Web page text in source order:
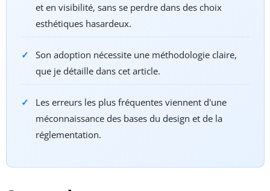
et en visibilité, sans se perdre dans des choix
esthétiques hasardeux.
Son adoption nécessite une méthodologie claire,
que je détaille dans cet article.
Les erreurs les plus fréquentes viennent d'une
méconnaissance des bases du design et de la
réglementation.